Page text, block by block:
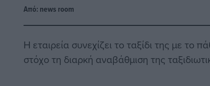
Από: news room
Η εταιρεία συνεχίζει το ταξίδι της με το
στόχο τη διαρκή αναβάθμιση της